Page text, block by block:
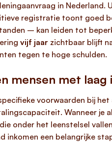
in
registratie toont goed
– kan leiden tot
vijf jaar zichtbaar blijft
tegen te hoge schulden.
mensen met laag
voorwaarden bij
Wanneer je
onder het leenstelsel
een belangrijke